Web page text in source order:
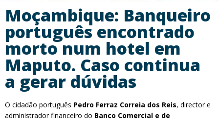
Moçambique: Banqueiro
português encontrado
morto num hotel em
Maputo. Caso continua
a gerar dúvidas
O cidadão português Pedro Ferraz Correia dos Reis, director e
administrador financeiro do Banco Comercial e de